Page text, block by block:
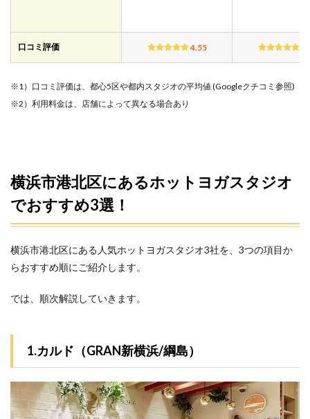
問疑
問5
選！
5.1
1.横浜
ホッ
トヨ
ガス
タジ
オは
こ？
5.2
市港
験で
トヨ
ガス
タジ
口コミ評価 4.55
※1）口コミ評価は、都心5区や都内スタジオの平均値 (Googleクチコミ参照)
※2）利用料金は、店舗によって異なる場合あり
横浜市港北区にあるホットヨガスタジオ
でおすすめ3選！
横浜市港北区にある人気ホットヨガスタジオ3社を、3つの項目か
らおすすめ順にご紹介します。
では、順次解説していきます。
1.カルド（GRAN新横浜/綱島）